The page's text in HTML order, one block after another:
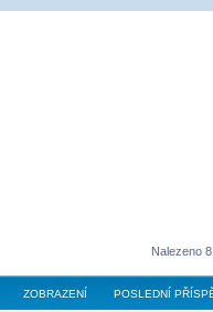
Nalezeno
ZOBRAZENÍ POSLEDNÍ